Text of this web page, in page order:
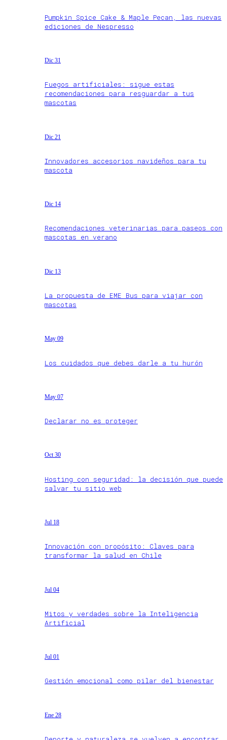
Pumpkin Spice Cake & Maple Pecan, las nuevas
ediciones de Nespresso
Dic 31
Fuegos artificiales: sigue estas
recomendaciones para resguardar a tus
mascotas
Dic 21
Innovadores accesorios navideños para tu
mascota
Dic 14
Recomendaciones veterinarias para paseos con
mascotas en verano
Dic 13
La propuesta de EME Bus para viajar con
mascotas
May 09
Los cuidados que debes darle a tu hurón
May 07
Declarar no es proteger
Oct 30
Hosting con seguridad: la decisión que puede
salvar tu sitio web
Jul 18
Innovación con propósito: Claves para
transformar la salud en Chile
Jul 04
Mitos y verdades sobre la Inteligencia
Artificial
Jul 01
Gestión emocional como pilar del bienestar
Ene 28